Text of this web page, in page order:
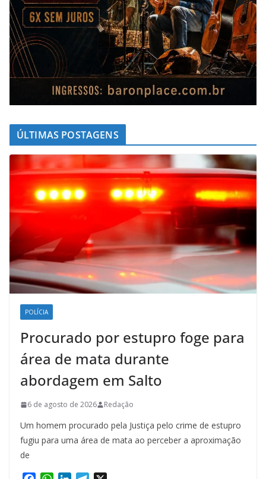
ÚLTIMAS POSTAGENS
POLÍCIA
Procurado por estupro foge para
área de mata durante
abordagem em Salto
6 de agosto de 2026 Redação
Um homem procurado pela Justiça pelo crime de estupro
fugiu para uma área de mata ao perceber a aproximação
de